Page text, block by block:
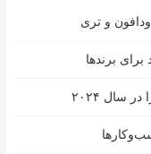
و تری
سال ۲۰۲۴